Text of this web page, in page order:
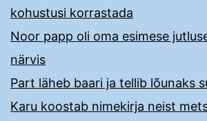
kohustusi korrastada
Noor papp oli oma esimese
närvis
Part läheb baari ja tellib lõunaks
Karu koostab nimekirja neist